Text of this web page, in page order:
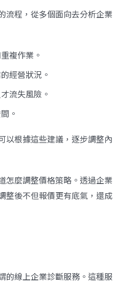
流程，從多個面向去分析企業
複作業。
經營狀況。
流失風險。
。
以根據這些建議，逐步調整內
怎麼調整價格策略。透過企業
整後不但報價更有底氣，還成
的線上企業診斷服務 。這種服